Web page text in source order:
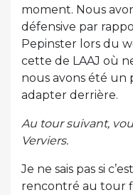
moment. Nous
défensive par
Pepinster lors du
cette de LAAJ où
nous avons été un
adapter derrière.
Au tour suivant,
Verviers.
Je ne sais pas si
rencontré au tour